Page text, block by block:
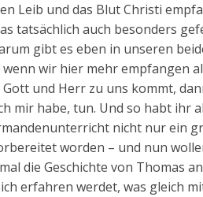
Leib und das Blut Christi
tatsächlich auch besonders
gibt es eben in unseren
wir hier mehr empfangen
und Herr zu uns kommt,
mir habe, tun. Und so habt ihr
nicht nur ein
worden – und nun
die Geschichte von Thomas
erfahren werdet, was gleich